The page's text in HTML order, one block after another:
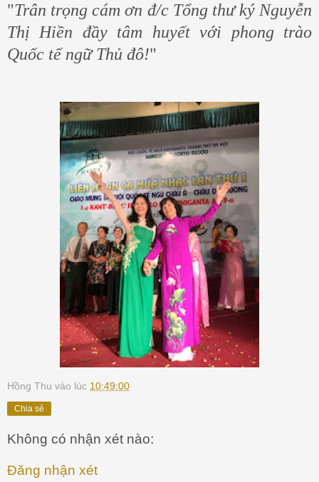
"Trân trọng cám ơn đ/c Tổng thư ký Nguyễn
Thị Hiền đầy tâm huyết với phong trào
Quốc tế ngữ Thủ đô!"
Hồng Thu vào lúc 10:49:00
Chia sẻ
Không có nhận xét nào:
Đăng nhận xét